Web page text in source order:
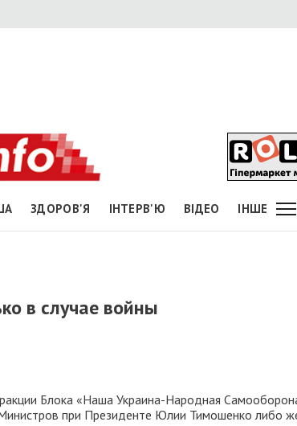
ЗДОРОВ'Я ІНТЕРВ'Ю ВІДЕО ІНШЕ
в случае войны
Блока «Наша Украина-Народная
при Президенте Юлии Тимошенко либо